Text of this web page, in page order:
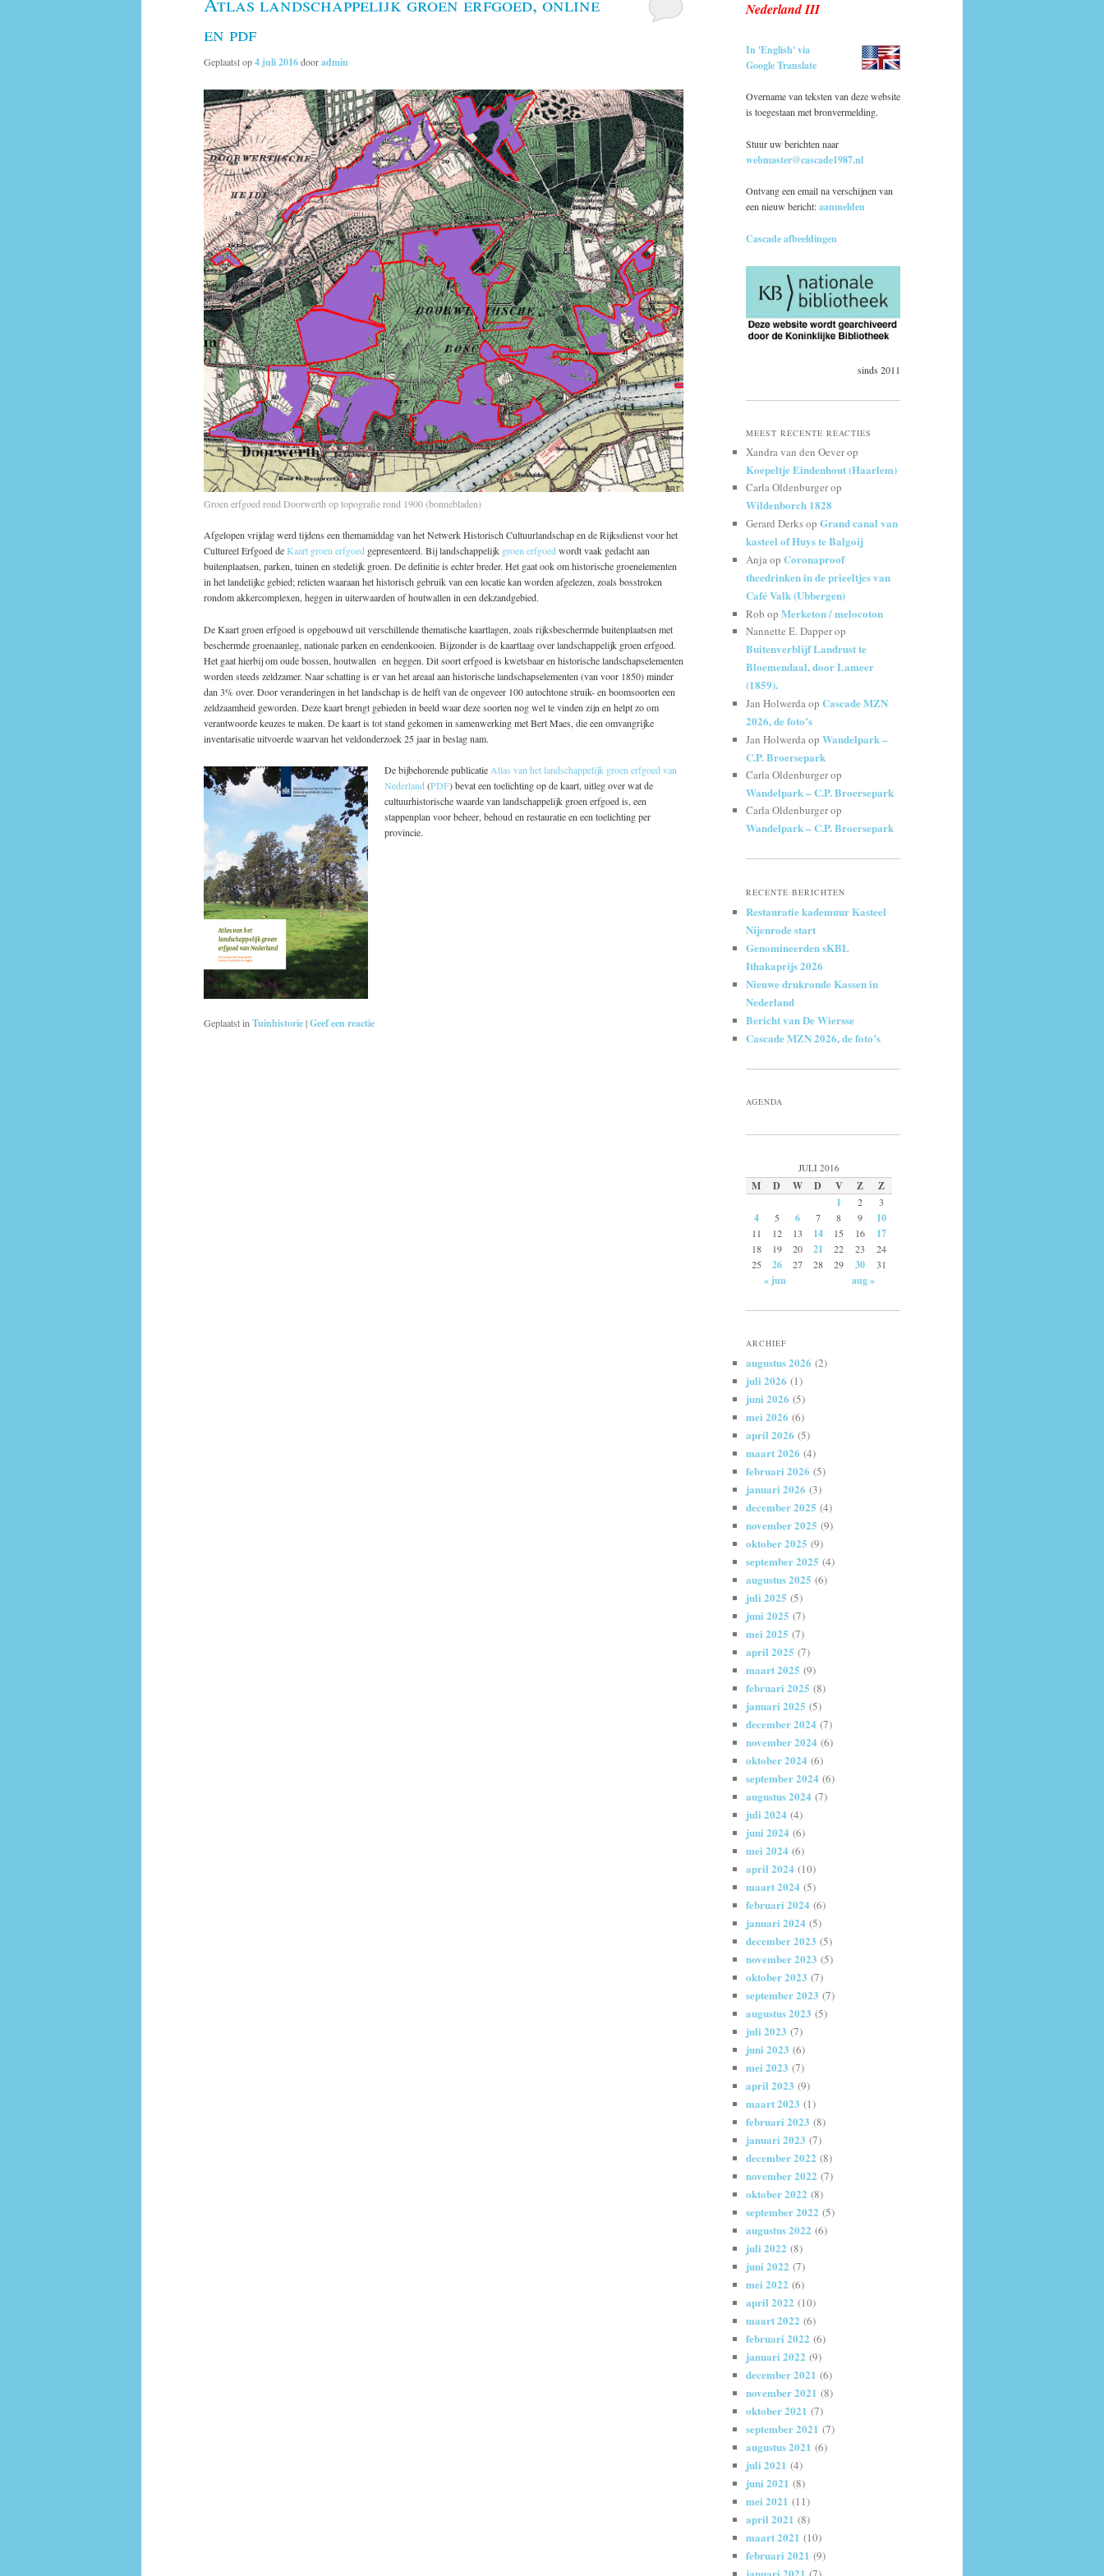
en pdf
Geplaatst op4 juli 2016dooradmin
Groen erfgoed rond Doorwerth op topografie rond 1900 (bonnebladen)
Afgelopen vrijdag werd tijdens een themamiddag van het Netwerk Historisch Cultuurlandschap en de Rijksdienst voor het
Cultureel Erfgoed deKaart groen erfgoed gepresenteerd. Bij landschappelijk groen erfgoedwordt vaak gedacht aan
buitenplaatsen, parken, tuinen en stedelijk groen. De definitie is echter breder. Het gaat ook om historische groenelementen
in het landelijke gebied; relicten waaraan het historisch gebruik van een locatie kan worden afgelezen, zoals bosstroken
rondom akkercomplexen, heggen in uiterwaarden of houtwallen in een dekzandgebied.
De Kaart groen erfgoed is opgebouwd uit verschillende thematische kaartlagen, zoals rijksbeschermde buitenplaatsen met
beschermde groenaanleg, nationale parken en eendenkooien. Bijzonder is de kaartlaag over landschappelijk groen erfgoed.
Het gaat hierbij om oude bossen, houtwallen en heggen. Dit soort erfgoed is kwetsbaar en historische landschapselementen
worden steeds zeldzamer. Naar schatting is er van het areaal aan historische landschapselementen (van voor 1850) minder
dan 3% over. Door veranderingen in het landschap is de helft van de ongeveer 100 autochtone struik- en boomsoorten een
zeldzaamheid geworden. Deze kaart brengt gebieden in beeld waar deze soorten nog wel te vinden zijn en helpt zo om
verantwoorde keuzes te maken. De kaart is tot stand gekomen in samenwerking met Bert Maes, die een omvangrijke
inventarisatie uitvoerde waarvan het veldonderzoek 25 jaar in beslag nam.
De bijbehorende publicatieAtlas van het landschappelijk groen erfgoed van
Nederland(PDF) bevat een toelichting op de kaart, uitleg over wat de
cultuurhistorische waarde van landschappelijk groen erfgoed is, een
stappenplan voor beheer, behoud en restauratie en een toelichting per
provincie.
Geplaatst in Tuinhistorie|Geef een reactie
Nederland III
In 'English' via
Google Translate
Overname van teksten van deze website
is toegestaan met bronvermelding.
Stuur uw berichten naar
webmaster@cascade1987.nl
Ontvang een email na verschijnen van
een nieuw bericht:aanmelden
Cascade afbeeldingen
sinds 2011
MEEST RECENTE REACTIES
Xandra van den Oeverop
Koepeltje Eindenhout (Haarlem)
Carla Oldenburgerop
Wildenborch 1828
Gerard Derksop Grand canal van
kasteel of Huys te Balgoij
Anjaop Coronaproof
theedrinken in de prieeltjes van
Café Valk (Ubbergen)
Rob op Merketon / melocoton
Nannette E. Dapperop
Buitenverblijf Landrust te
Bloemendaal, door Lameer
(1859).
Jan Holwerdaop Cascade MZN
2026, de foto’s
Jan Holwerdaop Wandelpark –
C.P. Broersepark
Carla Oldenburgerop
Wandelpark – C.P. Broersepark
Carla Oldenburgerop
Wandelpark – C.P. Broersepark
RECENTE BERICHTEN
Restauratie kademuur Kasteel
Nijenrode start
Genomineerden sKBL
Ithakaprijs 2026
Nieuwe drukronde Kassen in
Nederland
Bericht van De Wiersse
Cascade MZN 2026, de foto’s
AGENDA
JULI 2016
M D W D V Z
Z
1
2 3
4 5 6 7 8 9 10
11 12 13 14 15 16 17
18 19 20 21 22 23
24
25
26 27 28 29 30 31
« jun aug »
ARCHIEF
augustus 2026 (2)
juli 2026 (1)
juni 2026 (5)
mei 2026 (6)
april 2026 (5)
maart 2026 (4)
februari 2026 (5)
januari 2026 (3)
december 2025 (4)
november 2025 (9)
oktober 2025 (9)
september 2025 (4)
augustus 2025 (6)
juli 2025 (5)
juni 2025 (7)
mei 2025 (7)
april 2025 (7)
maart 2025 (9)
februari 2025 (8)
januari 2025 (5)
december 2024 (7)
november 2024 (6)
oktober 2024 (6)
september 2024 (6)
augustus 2024 (7)
juli 2024 (4)
juni 2024 (6)
mei 2024 (6)
april 2024 (10)
maart 2024 (5)
februari 2024 (6)
januari 2024 (5)
december 2023 (5)
november 2023 (5)
oktober 2023 (7)
september 2023 (7)
augustus 2023 (5)
juli 2023 (7)
juni 2023 (6)
mei 2023 (7)
april 2023 (9)
maart 2023 (1)
februari 2023 (8)
januari 2023 (7)
december 2022 (8)
november 2022 (7)
oktober 2022 (8)
september 2022 (5)
augustus 2022 (6)
juli 2022 (8)
juni 2022 (7)
mei 2022 (6)
april 2022 (10)
maart 2022 (6)
februari 2022 (6)
januari 2022 (9)
december 2021 (6)
november 2021 (8)
oktober 2021 (7)
september 2021 (7)
augustus 2021 (6)
juli 2021 (4)
juni 2021 (8)
mei 2021 (11)
april 2021 (8)
maart 2021 (10)
februari 2021 (9)